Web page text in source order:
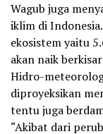
Wagub juga
iklim di
ekosistem yaitu
akan naik
Hidro-
diproyeksikan
tentu juga
“Akibat dari